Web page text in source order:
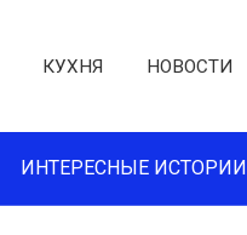
КУХНЯ НОВОСТИ
ИНТЕРЕСНЫЕ ИСТОРИИ